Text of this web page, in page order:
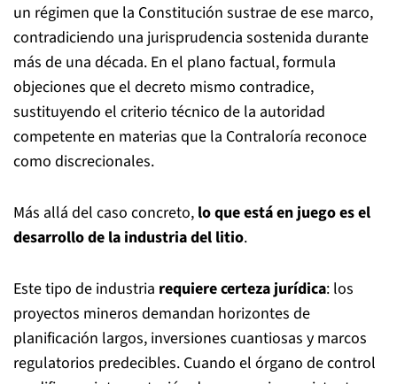
un régimen que la Constitución sustrae de ese marco,
contradiciendo una jurisprudencia sostenida durante
más de una década. En el plano factual, formula
objeciones que el decreto mismo contradice,
sustituyendo el criterio técnico de la autoridad
competente en materias que la Contraloría reconoce
como discrecionales.
Más allá del caso concreto, lo que está en juego es el
desarrollo de la industria del litio.
Este tipo de industria requiere certeza jurídica: los
proyectos mineros demandan horizontes de
planificación largos, inversiones cuantiosas y marcos
regulatorios predecibles. Cuando el órgano de control